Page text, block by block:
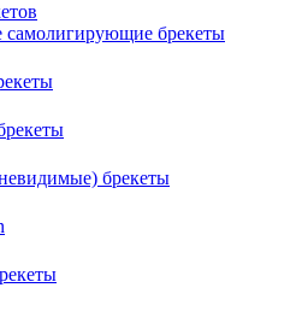
самолигирующие брекеты
брекеты